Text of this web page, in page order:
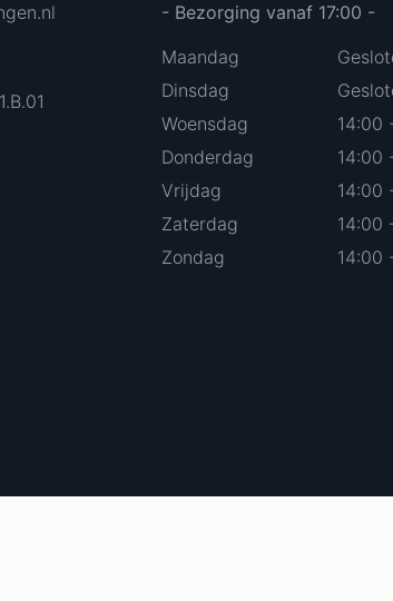
- Bezorging vanaf 17:00 -
Maandag
Dinsdag
Woensdag
Donderdag
Vrijdag
Zaterdag
Zondag
14:00
14:00
14:00
14:00
14:00